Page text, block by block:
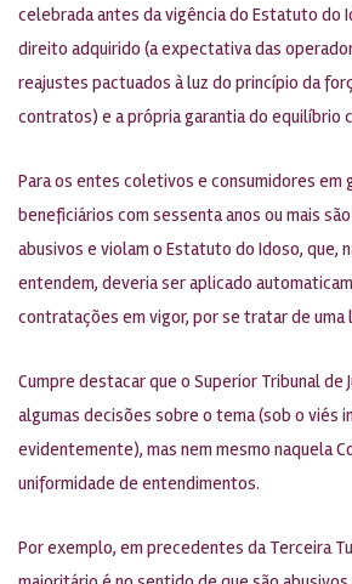
celebrada antes da vigência do Estatuto do
direito adquirido (a expectativa das
reajustes pactuados à luz do princípio da
contratos) e a própria garantia do equilíbrio
Para os entes coletivos e consumidores em
beneficiários com sessenta anos ou mais
abusivos e violam o Estatuto do Idoso, que,
entendem, deveria ser aplicado
contratações em vigor, por se tratar de uma
Cumpre destacar que o Superior Tribunal de
algumas decisões sobre o tema (sob o viés
evidentemente), mas nem mesmo naquela
uniformidade de entendimentos.
Por exemplo, em precedentes da Terceira